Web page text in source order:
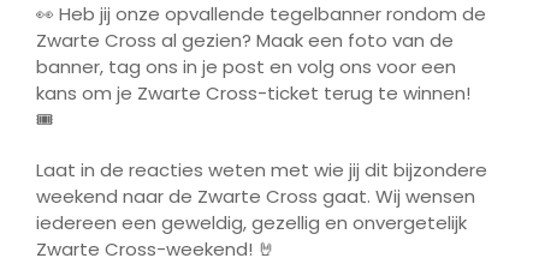
👀 Heb jij onze opvallende tegelbanner rondom de
Zwarte Cross al gezien? Maak een foto van de
banner, tag ons in je post en volg ons voor een
kans om je Zwarte Cross-ticket terug te winnen!
🎟️
Laat in de reacties weten met wie jij dit bijzondere
weekend naar de Zwarte Cross gaat. Wij wensen
iedereen een geweldig, gezellig en onvergetelijk
Zwarte Cross-weekend! 🤘